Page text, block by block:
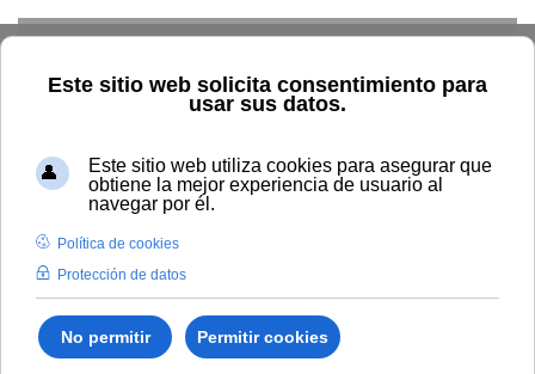
Inicio La UNIA Directorio Sede La Rábida
Directorio - Sede Santa
María de La Rábida